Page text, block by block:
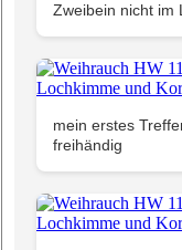
Zweibein nicht im
mein erstes
freihändig